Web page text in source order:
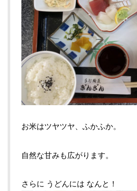
お米はツヤツヤ、ふかふか。
自然な甘みも広がります。
さらに うどんには なんと！